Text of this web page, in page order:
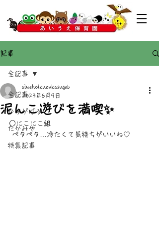
記事
全記事
かすがばる
たかみや
特集記事
全記事
泥んこ遊びを満喫✨
aiuehoikuenkasugab
2023年6月9日
○にこにこ組
ペタペタ…冷たくて気持ちがいいね♡